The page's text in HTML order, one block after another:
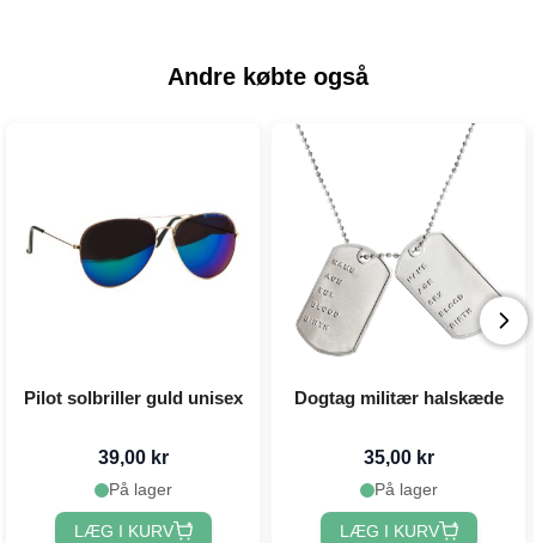
Andre købte også
Pilot solbriller guld unisex
39,00 kr
På lager
LÆG I KURV
Dogtag militær halskæde
35,00 kr
På lager
LÆG I KURV